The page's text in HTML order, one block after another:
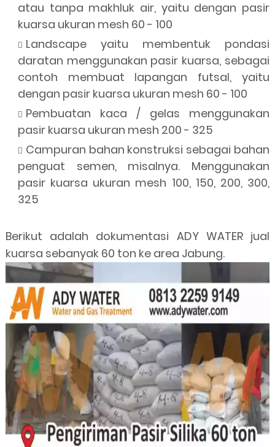
atau tanpa makhluk air, yaitu dengan pasir
kuarsa ukuran mesh 60 - 100
Landscape yaitu membentuk pondasi
daratan menggunakan pasir kuarsa, sebagai
contoh membuat lapangan futsal, yaitu
dengan pasir kuarsa ukuran mesh 60 - 100
Pembuatan kaca / gelas menggunakan
pasir kuarsa ukuran mesh 200 - 325
Campuran bahan konstruksi sebagai bahan
penguat semen, misalnya. Menggunakan
pasir kuarsa ukuran mesh 100, 150, 200, 300,
325
Berikut adalah dokumentasi ADY WATER jual
kuarsa sebanyak 60 ton ke area Jabung.